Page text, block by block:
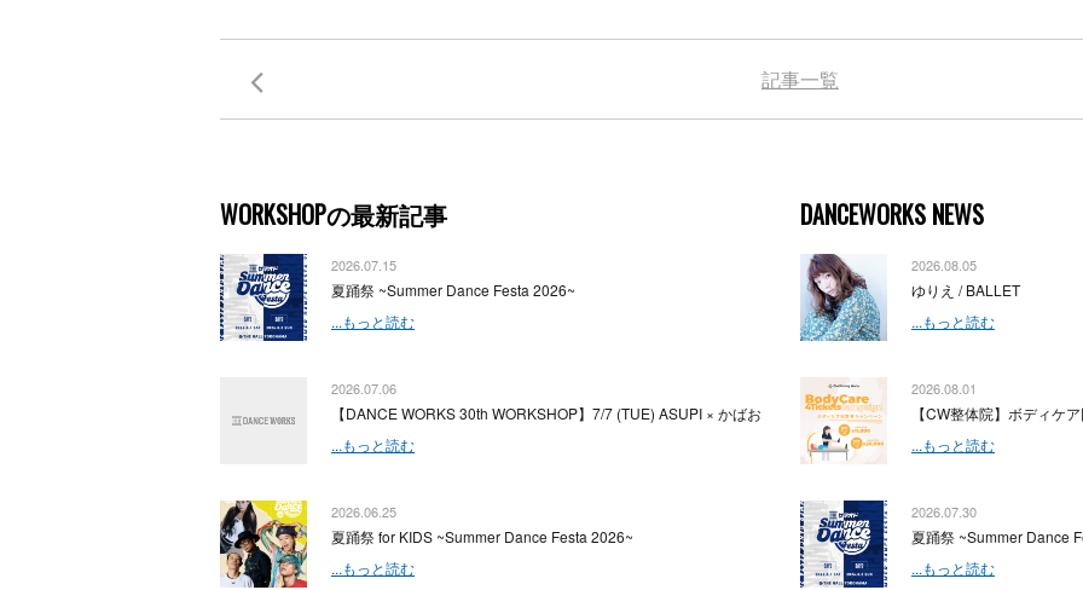
記事一覧
WORKSHOPの最新記事
2026.07.15
夏踊祭 ~Summer Dance Festa 2026~
...もっと読む
2026.07.06
【DANCE WORKS 30th WORKSHOP】7/7 (TUE) ASUPI × かばお
...もっと読む
2026.06.25
夏踊祭 for KIDS ~Summer Dance Festa 2026~
...もっと読む
DANCEWORKS NEWS
2026.08.05
ゆりえ / BALLET
...もっと読む
2026.08.01
【CW整体院】ボディケ
...もっと読む
2026.07.30
夏踊祭 ~Summer Dance
...もっと読む